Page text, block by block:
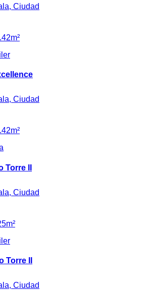
Ciudad
m²
Ciudad
m²
Torre II
Ciudad
m²
Torre II
Ciudad